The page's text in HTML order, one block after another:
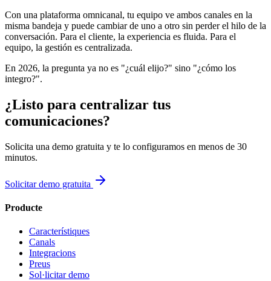
Con una plataforma omnicanal, tu equipo ve ambos canales en la
misma bandeja y puede cambiar de uno a otro sin perder el hilo de la
conversación. Para el cliente, la experiencia es fluida. Para el
equipo, la gestión es centralizada.
En 2026, la pregunta ya no es "¿cuál elijo?" sino "¿cómo los
integro?".
¿Listo para centralizar tus
comunicaciones?
Solicita una demo gratuita y te lo configuramos en menos de 30
minutos.
Solicitar demo gratuita
Producte
Característiques
Canals
Integracions
Preus
Sol·licitar demo